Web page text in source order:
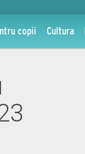
copii Cultura